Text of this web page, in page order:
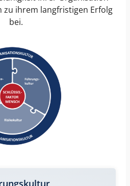
zu ihrem langfristigen Erfolg
bei.